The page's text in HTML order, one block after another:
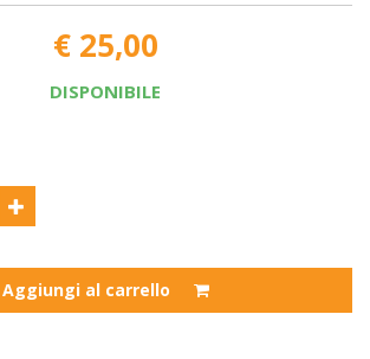
€ 25,00
DISPONIBILE
Aggiungi al carrello